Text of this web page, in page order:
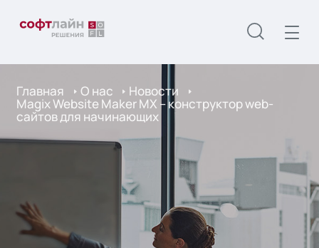
Главная О нас Новости
Magix Website Maker MX – конструктор web-
сайтов для начинающих